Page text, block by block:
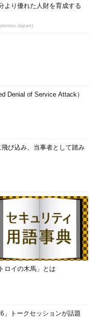
法律以外でも、それを後
ービス業では1996年前
控える傾向がありました。
、および33～34歳は全体
ります。
体を見ると（
34歳前後となるそうで
42歳前後となります。従
の比率が飛躍的に増えて
は違いますし、年齢が高
実です。
ょう。
場でものづくりに携わる
堅SIerのプロジェクトリー
より優れた人財を育成する
Japan)
Denial of Service Attack）
び込み、当事者として踏み
ロイの木馬」とは
」トークセッションが話題